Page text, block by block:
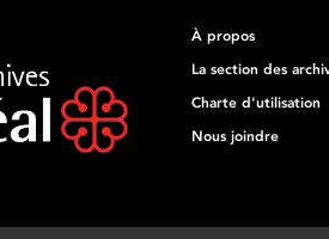
À propos
La section des
Charte d'utilisation
Nous joindre